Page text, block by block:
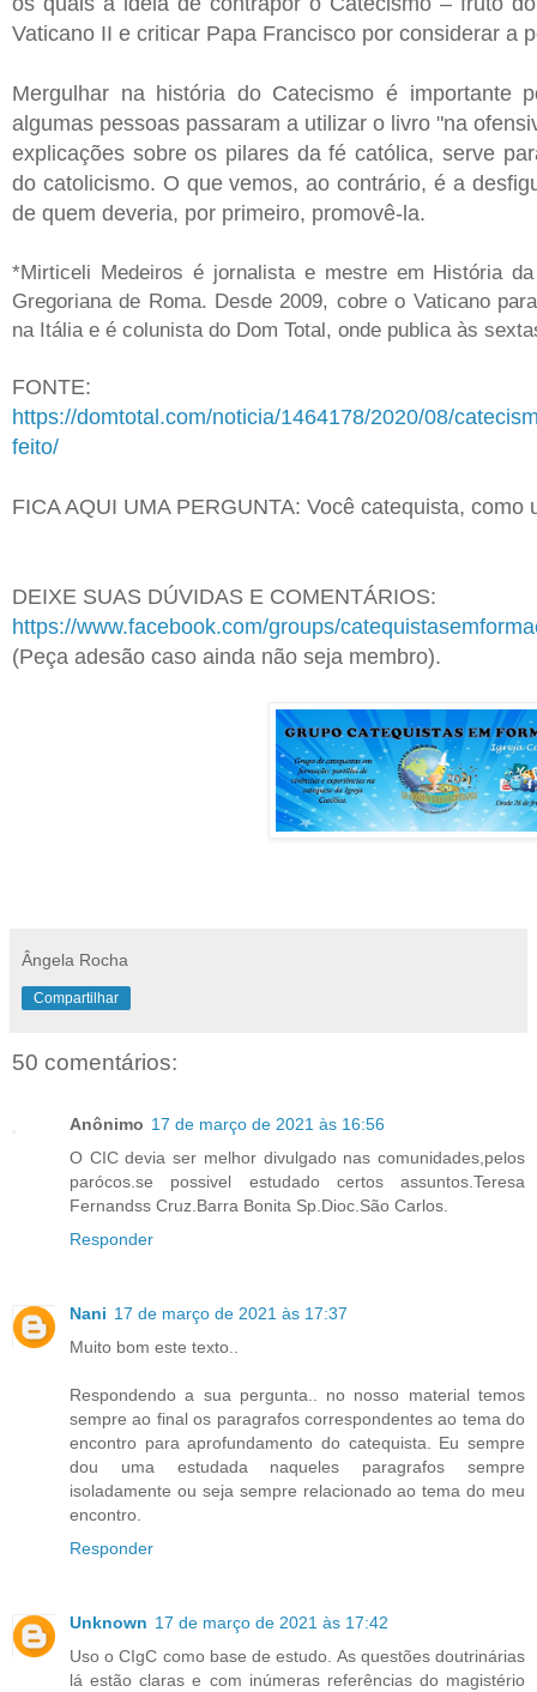
Vaticano II e criticar Papa Francisco por considerar a
Mergulhar na história do Catecismo é importante
algumas pessoas passaram a utilizar o livro "na
explicações sobre os pilares da fé católica, serve
do catolicismo. O que vemos, ao contrário, é a
de quem deveria, por primeiro, promovê-la.
*Mirticeli Medeiros é jornalista e mestre em História
Gregoriana de Roma. Desde 2009, cobre o Vaticano
na Itália e é colunista do Dom Total, onde publica às
FONTE:
https://domtotal.com/noticia/1464178/2020/08/
feito/
FICA AQUI UMA PERGUNTA: Você catequista, como
DEIXE SUAS DÚVIDAS E COMENTÁRIOS:
https://www.facebook.com/groups/
(Peça adesão caso ainda não seja membro).
Ângela Rocha
Compartilhar
50 comentários:
Anônimo 17 de março de 2021 às 16:56
O CIC devia ser melhor divulgado nas comunidades,pelos
parócos.se possivel estudado certos assuntos.Teresa
Fernandss Cruz.Barra Bonita Sp.Dioc.São Carlos.
Responder
Nani 17 de março de 2021 às 17:37
Muito bom este texto..
Respondendo a sua pergunta.. no nosso material temos
sempre ao final os paragrafos correspondentes ao tema do
encontro para aprofundamento do catequista. Eu sempre
dou uma estudada naqueles paragrafos sempre
isoladamente ou seja sempre relacionado ao tema do meu
encontro.
Responder
Unknown 17 de março de 2021 às 17:42
Uso o CIgC como base de estudo. As questões doutrinárias
lá estão claras e com inúmeras referências do magistério